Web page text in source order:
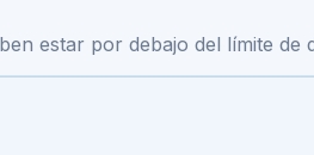
estar por debajo del límite de